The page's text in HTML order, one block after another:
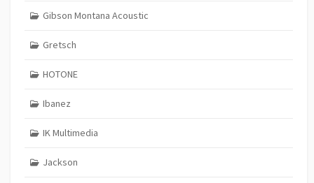
Gibson Montana Acoustic
Gretsch
HOTONE
Ibanez
IK Multimedia
Jackson